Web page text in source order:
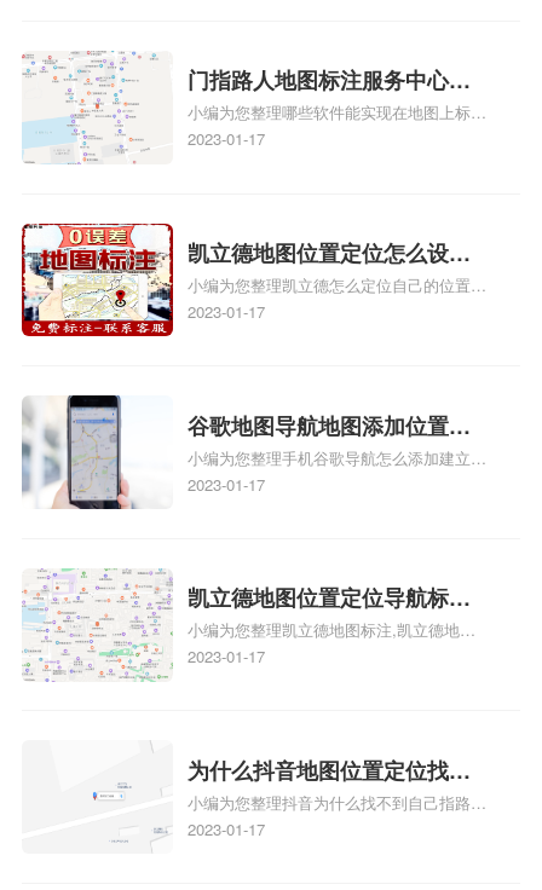
关地图标注知识，详情可查看下方正文！
门指路人地图标注服务中心地
图位置地址标记？门指路人地
图标注服务中心苹果地图位置
小编为您整理哪些软件能实现在地图上标记
门指路人地图标注服务中心位置、门指路人
门指路人地图标注服务中心地址标注上地图
怎么弄相关地图标注知识，详情可查看下方
正文！
2023-01-17
凯立德地图位置定位怎么设置
自己的指路人地图标注服务中
心名？凯立德地图位置定位怎
小编为您整理凯立德怎么定位自己的位置
啊、手机凯立德地图定位怎么设置往上走、
地图标注服务中心铺招牌相关地图标注知
识，详情可查看下方正文！
2023-01-17
谷歌地图导航地图添加位置？
添加谷歌地图导航位置？
小编为您整理手机谷歌导航怎么添加建立多
人位置、如何在地图，谷歌地图添加公司位
2023-01-17
凯立德地图位置定位导航标
注？凯立德地图位置定位,导航,
标注？
小编为您整理凯立德地图标注,凯立德地图
标注怎么做啊、凯立德地图标注,凯立德地
相关地图标注知识，详情可查看下方正文！
2023-01-17
为什么抖音地图位置定位找不
到了？抖音为什么找不到当前
定位了？
小编为您整理抖音为什么找不到自己指路人
地图标注服务中心铺的位置、地图位置更新
2023-01-17